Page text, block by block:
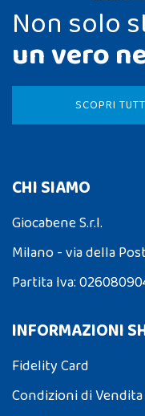
Non solo
un vero
SCOPRI
CHI SIAMO
Giocabene S.r.l.
Milano - via della
Partita Iva:
INFORMAZIONI
Fidelity Card
Condizioni di Vendita